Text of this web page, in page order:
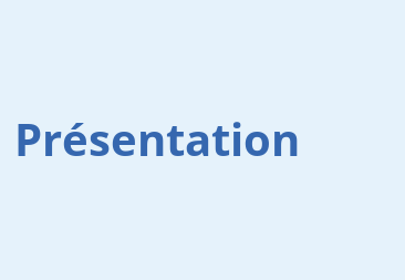
Présentation